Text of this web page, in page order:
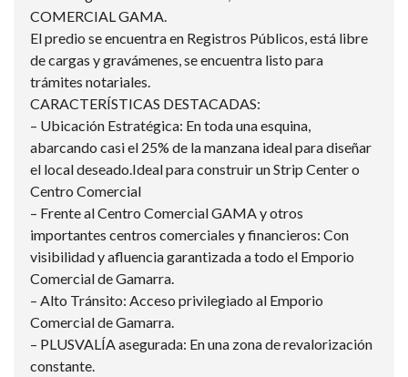
COMERCIAL GAMA.
El predio se encuentra en Registros Públicos, está libre
de cargas y gravámenes, se encuentra listo para
trámites notariales.
CARACTERÍSTICAS DESTACADAS:
– Ubicación Estratégica: En toda una esquina,
abarcando casi el 25% de la manzana ideal para diseñar
el local deseado.Ideal para construir un Strip Center o
Centro Comercial
– Frente al Centro Comercial GAMA y otros
importantes centros comerciales y financieros: Con
visibilidad y afluencia garantizada a todo el Emporio
Comercial de Gamarra.
– Alto Tránsito: Acceso privilegiado al Emporio
Comercial de Gamarra.
– PLUSVALÍA asegurada: En una zona de revalorización
constante.